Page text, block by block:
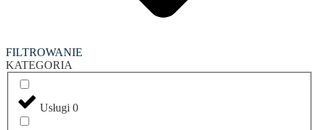
FILTROWANIE
KATEGORIA
Usługi 0